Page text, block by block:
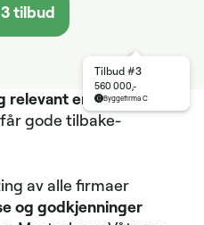
tilbud
Tilbud #3
560 000,-
Byggefirma C
relevant erfaring
gode tilbake­
av alle firmaer
og godkjenninger